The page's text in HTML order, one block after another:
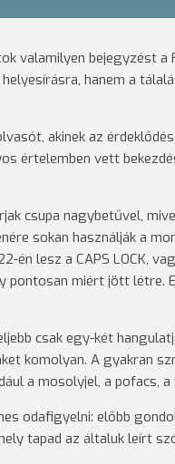
valamilyen bejegyzést
hanem a
akinek az
értelemben vett
csupa nagybetűvel,
sokan használják a
én lesz a CAPS LOCK,
miért jött létre.
csak egy-két
komolyan. A gyakran
a mosolyjel, a pofacs,
odafigyelni: előbb
tapad az általuk leírt